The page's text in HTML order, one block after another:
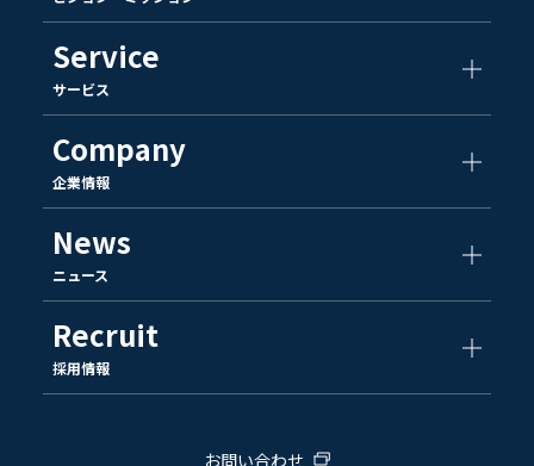
Service
サービス
Company
企業情報
News
ニュース
Recruit
採用情報
お問い合わせ